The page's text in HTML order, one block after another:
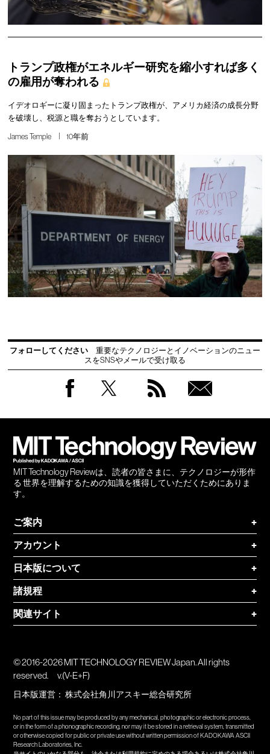
トランプ政権がエネルギー研究を縮小すれば多く
の雇用が奪われる
イデオロギーに凝り固まったトランプ政権が、アメリカ経済の成長分野
を破壊し、税源と職を奪おうとしています。
James Temple 10年前
フォローしてください
重要なテクノロジーとイノベーションのニュー
スをSNSやメールで受け取る
MIT Technology Reviewは、読者の皆さまに、テクノロジーが形作
る 世界を理解するための知識を獲得していただくためにありま
す。
ご案内
+
アカウント
+
日本版について
+
諸規程
+
関連サイト
+
© 2016-2026 MIT TECHNOLOGY REVIEW Japan. All rights
reserved.
v.(V-E+F)
日本版運営：株式会社角川アスキー総合研究所
No part of this issue may be produced by any mechanical, photographic or electronic process,
or in the form of a phonographic recording, nor may it be stored in a retrieval system, transmitted
or otherwise copied for public or private use without written permission of KADOKAWA ASCII
Research Laboratories, Inc.